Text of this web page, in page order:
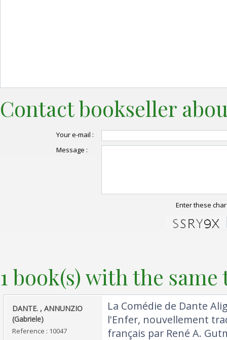
Contact bookseller
Your e-mail :
Message :
Enter these
1 book(s) with the
‎DANTE. , ANNUNZIO
(Gabriele)‎
Reference : 10047
‎La Comédie de Dante
l'Enfer, nouvellement
français par René A.